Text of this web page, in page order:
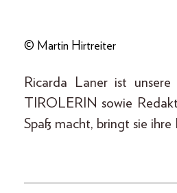
© Martin Hirtreiter
Ricarda Laner ist
TIROLERIN sowie
Spaß macht, bringt sie